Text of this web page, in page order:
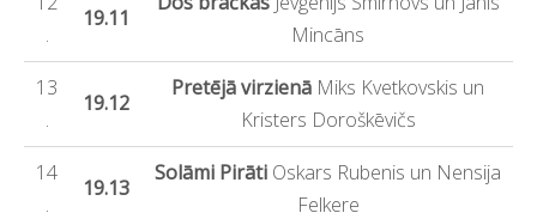
.
19.11
Mincāns
13
.
19.12
Pretējā virzienā Miks Kvetkovskis un
Kristers Doroškēvičs
14
.
19.13
Solāmi Pirāti Oskars Rubenis un Nensija
Felkere